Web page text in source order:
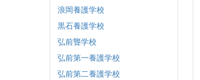
浪岡養護学校
黒石養護学校
弘前聾学校
弘前第一養護学校
弘前第二養護学校